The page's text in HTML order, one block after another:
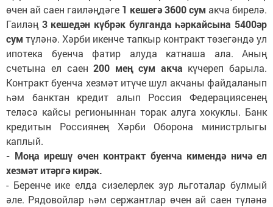
өчен ай саен гаиләңдәге 1 кешегә 3600 сум акча бирелә.
Гаиләң 3 кешедән күбрәк булганда һәркайсына 5400әр
сум түләнә. Хәрби икенче тапкыр контракт төзегәндә ул
ипотека буенча фатир алуда катнаша ала. Аның
счетына ел саен200 мең сум акча күчереп барыла.
Контракт буенча хезмәт итүче шул акчаны файдаланып
һәм банктан кредит алып Россия Федерациясенең
теләсә кайсы регионыннан торак алуга хокуклы. Банк
кредитын Россиянең Хәрби Оборона министрлыгы
каплый.
- Моңа ирешү өчен контракт буенча кимендә ничә ел
хезмәт итәргә кирәк.
- Беренче ике елда сизелерлек зур льготалар булмый
әле. Рядовойлар һәм сержантлар өчен ай саен түләнә